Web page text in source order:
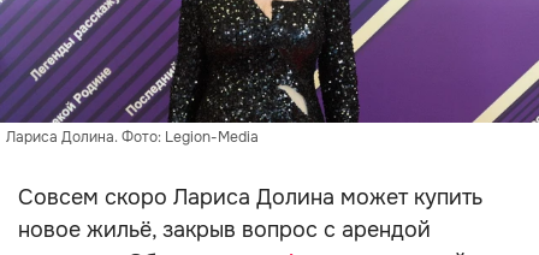
Лариса Долина. Фото: Legion-Media
Совсем скоро Лариса Долина может купить
новое жильё, закрыв вопрос с арендой